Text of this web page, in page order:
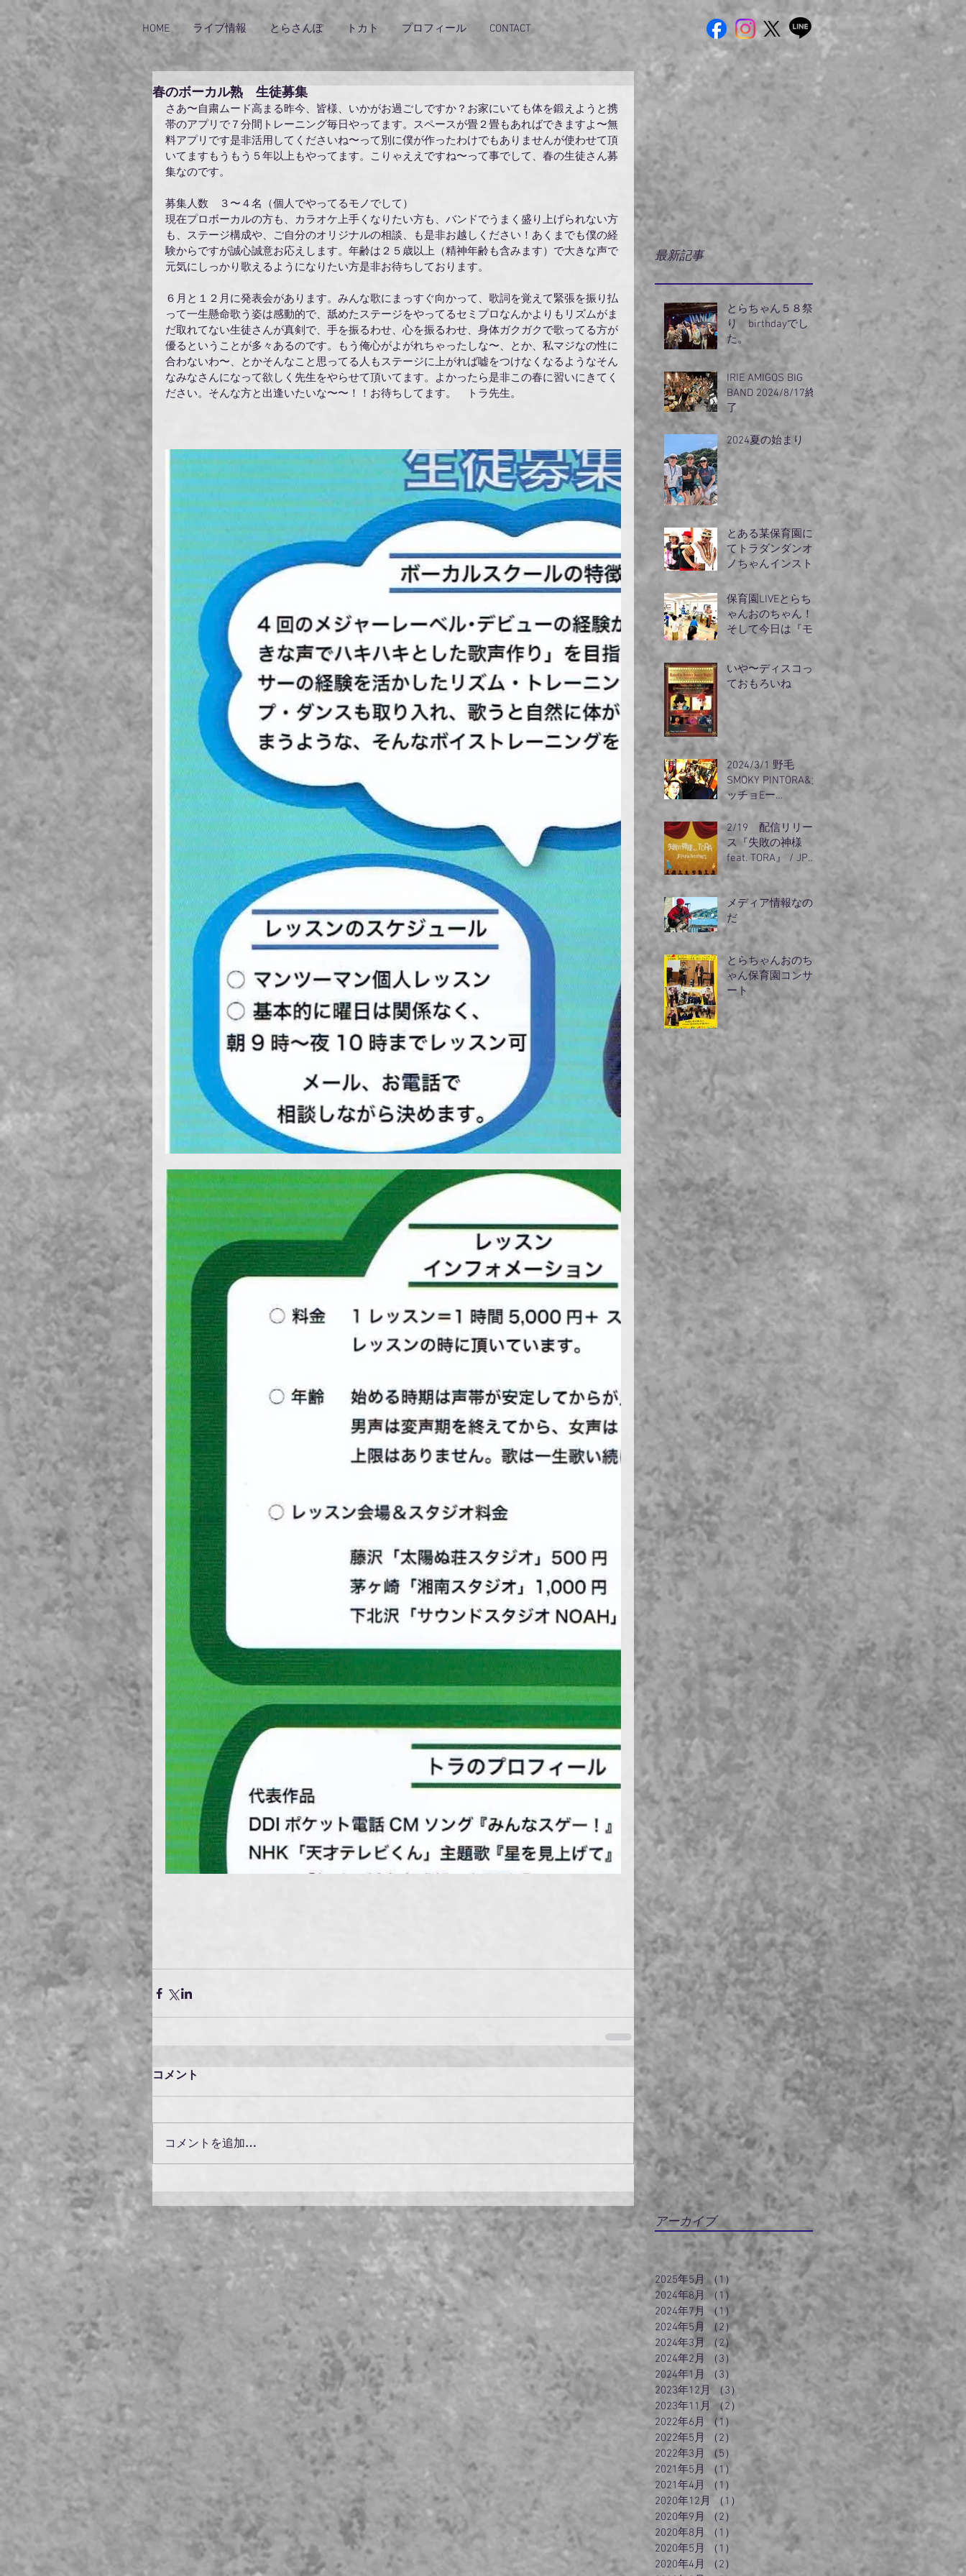
HOME ライブ情報 とらさんぽ トカト プロフィール CONTACT
春のボーカル熟 生徒募集
さあ〜自粛ムード高まる昨今、皆様、いかがお過ごしですか？お家にいても体を鍛えようと携
帯のアプリで７分間トレーニング毎日やってます。スペースが畳２畳もあればできますよ〜無
料アプリです是非活用してくださいね〜って別に僕が作ったわけでもありませんが使わせて頂
いてますもうもう５年以上もやってます。こりゃええですね〜って事でして、春の生徒さん募
集なのです。
募集人数　３〜４名（個人でやってるモノでして）
現在プロボーカルの方も、カラオケ上手くなりたい方も、バンドでうまく盛り上げられない方
も、ステージ構成や、ご自分のオリジナルの相談、も是非お越しください！あくまでも僕の経
験からですが誠心誠意お応えします。年齢は２５歳以上（精神年齢も含みます）で大きな声で
元気にしっかり歌えるようになりたい方是非お待ちしております。
６月と１２月に発表会があります。みんな歌にまっすぐ向かって、歌詞を覚えて緊張を振り払
って一生懸命歌う姿は感動的で、舐めたステージをやってるセミプロなんかよりもリズムがま
だ取れてない生徒さんが真剣で、手を振るわせ、心を振るわせ、身体ガクガクで歌ってる方が
優るということが多々あるのです。もう俺心がよがれちゃったしな〜、とか、私マジなの性に
合わないわ〜、とかそんなこと思ってる人もステージに上がれば嘘をつけなくなるようなそん
なみなさんになって欲しく先生をやらせて頂いてます。よかったら是非この春に習いにきてく
ださい。そんな方と出逢いたいな〜〜！！お待ちしてます。　トラ先生。
コメント
コメントを追加…
最新記事
とらちゃん５８祭
り birthdayでし
た。
IRIE AMIGOS BIG
BAND 2024/8/17終
了
2024夏の始まり
とある某保育園に
てトラダンダンオ
ノちゃんインスト
のライブ
保育園LIVEとらち
ゃんおのちゃん！
そして今日は『モ
リズム』出動
いや〜ディスコっ
ておもろいね
2024/3/1 野毛
SMOKY PINTORA&カ
ッチョEー
ん）登場
2/19 配信リリー
ス『失敗の神様
feat. TORA』 / JP
Funk
メディア情報なの
だ
とらちゃんおのち
ゃん保育園コンサ
ート
アーカイブ
2025年5月 （1）
1件の記事
2024年8月
（1） 1件の記事
2024年7月 （1）1件の記事
2024年5月
（2）2件の記事
2024年3月
（2）2件の記事
2024年2月
（3）3件の記事
2024年1月
（3）
2023年12月
（3）
2023年11月
（2）
2件の記事
2022年6月
（1）
1件の記事
2022年5月
（2）
2件の記事
2022年3月
（5）
2021年5月
（1）
2021年4月
（1）
1件の記事
2020年12月
（1）
1件の記事
2020年9月
（2）
2件の記事
2020年8月
（1）
1件の記事
2020年5月
（1）
2020年4月
（2）